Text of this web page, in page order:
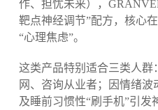
作、担忧未来），
靶点神经调节”配方，核心
“心理焦虑”。
这类产品特别适合三类人
网、咨询从业者；因情绪
及睡前习惯性“刷手机”引发